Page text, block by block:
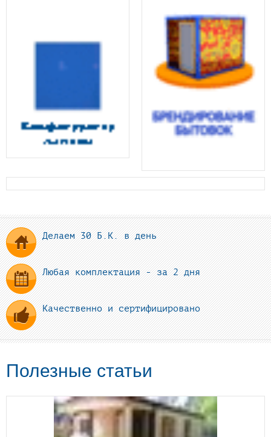
Делаем 30 Б.К. в день
Любая комплектация - за 2 дня
Качественно и сертифицировано
Полезные статьи